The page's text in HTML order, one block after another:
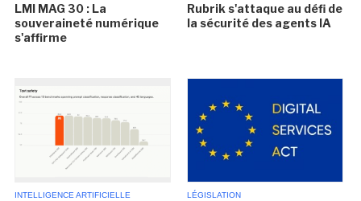
LMI MAG 30 : La
souveraineté numérique
s'affirme
Rubrik s'attaque au défi de
la sécurité des agents IA
INTELLIGENCE ARTIFICIELLE LÉGISLATION